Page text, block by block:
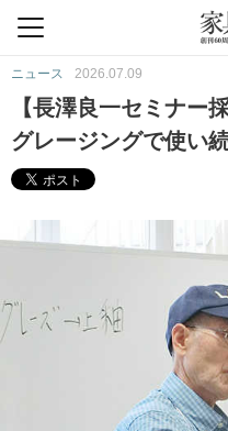
ニュース 2026.07.09
【長澤良一セミナ
グレージングで使い